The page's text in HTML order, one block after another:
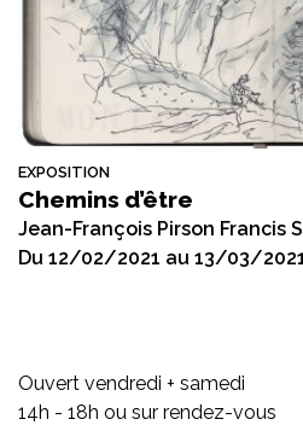
EXPOSITION
Chemins d’être
Jean-François Pirson Francis
Du 12/02/2021 au 13/03/
Ouvert vendredi + samedi
14h - 18h ou sur rendez-vous